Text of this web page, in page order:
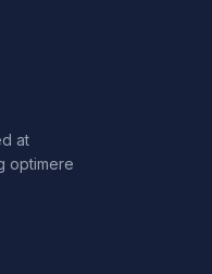
at
optimere